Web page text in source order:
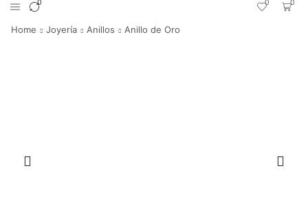
0 0 0
Home Joyería Anillos Anillo de Oro